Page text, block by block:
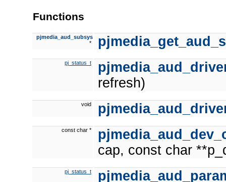
Functions
pjmedia_aud_subsys
*
pj_status_t
refresh)
void
const char *
cap, const char
pj_status_t